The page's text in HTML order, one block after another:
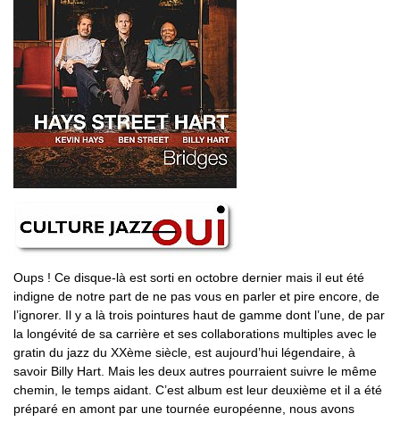
Oups ! Ce disque-là est sorti en octobre dernier mais il eut été
indigne de notre part de ne pas vous en parler et pire encore, de
l’ignorer. Il y a là trois pointures haut de gamme dont l’une, de par
la longévité de sa carrière et ses collaborations multiples avec le
gratin du jazz du XXème siècle, est aujourd’hui légendaire, à
savoir Billy Hart. Mais les deux autres pourraient suivre le même
chemin, le temps aidant. C’est album est leur deuxième et il a été
préparé en amont par une tournée européenne, nous avons